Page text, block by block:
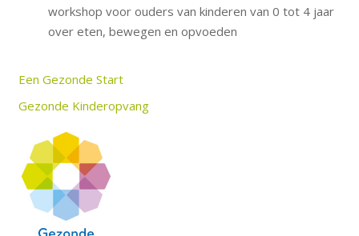
workshop voor ouders van kinderen van 0 tot 4 jaar
over eten, bewegen en opvoeden
Een Gezonde Start
Gezonde Kinderopvang